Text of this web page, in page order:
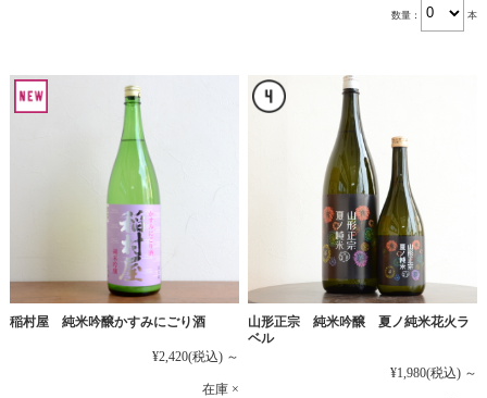
数量： 本
稲村屋 純米吟醸かすみにごり酒
¥2,420(税込) ～
在庫 ×
山形正宗 純米吟醸 夏ノ純米花火ラ
ベル
¥1,980(税込) ～